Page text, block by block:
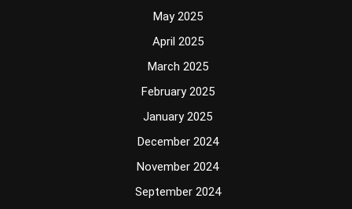
May 2025
April 2025
March 2025
February 2025
January 2025
December 2024
November 2024
September 2024